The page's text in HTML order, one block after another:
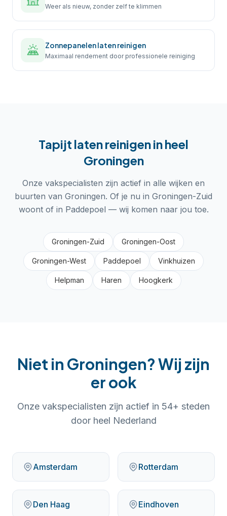
Weer als nieuw, zonder zelf te klimmen
Zonnepanelen laten reinigen
Maximaal rendement door professionele reiniging
Tapijt laten reinigenin heel
Groningen
Onze vakspecialisten zijn actief in alle wijken en
buurten van Groningen. Of je nu in Groningen-Zuid
woont of in Paddepoel — wij komen naar jou toe.
Groningen-Zuid Groningen-Oost
Groningen-West Paddepoel Vinkhuizen
Helpman Haren Hoogkerk
Niet in Groningen? Wij zijn
er ook
Onze vakspecialisten zijn actief in 54+ steden
door heel Nederland
Amsterdam Rotterdam
Den Haag Eindhoven